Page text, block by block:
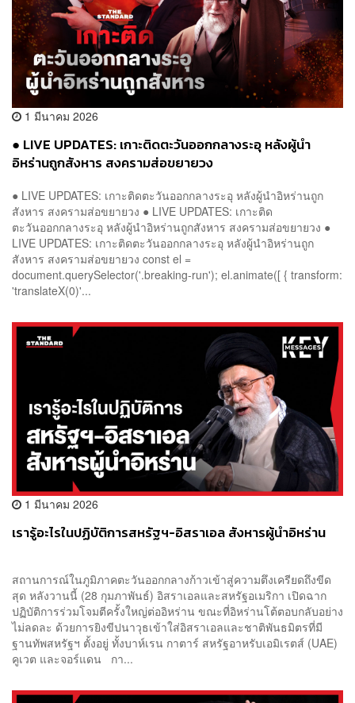
1 มีนาคม 2026
● LIVE UPDATES: เกาะติดตะวันออกกลางระอุ หลังผู้นำ
อิหร่านถูกสังหาร สงครามส่อขยายวง
● LIVE UPDATES: เกาะติดตะวันออกกลางระอุ หลังผู้นำอิหร่านถูก
สังหาร สงครามส่อขยายวง ● LIVE UPDATES: เกาะติด
ตะวันออกกลางระอุ หลังผู้นำอิหร่านถูกสังหาร สงครามส่อขยายวง ●
LIVE UPDATES: เกาะติดตะวันออกกลางระอุ หลังผู้นำอิหร่านถูก
สังหาร สงครามส่อขยายวง const el =
document.querySelector('.breaking-run'); el.animate([ { transform:
'translateX(0)'...
1 มีนาคม 2026
เรารู้อะไรในปฏิบัติการสหรัฐฯ-อิสราเอล สังหารผู้นำอิหร่าน
สถานการณ์ในภูมิภาคตะวันออกกลางก้าวเข้าสู่ความตึงเครียดถึงขีด
สุด หลังวานนี้ (28 กุมภาพันธ์) อิสราเอลและสหรัฐอเมริกา เปิดฉาก
ปฏิบัติการร่วมโจมตีครั้งใหญ่ต่ออิหร่าน ขณะที่อิหร่านโต้ตอบกลับอย่าง
ไม่ลดละ ด้วยการยิงขีปนาวุธเข้าใส่อิสราเอลและชาติพันธมิตรที่มี
ฐานทัพสหรัฐฯ ตั้งอยู่ ทั้งบาห์เรน กาตาร์ สหรัฐอาหรับเอมิเรตส์ (UAE)
คูเวต และจอร์แดน กา...